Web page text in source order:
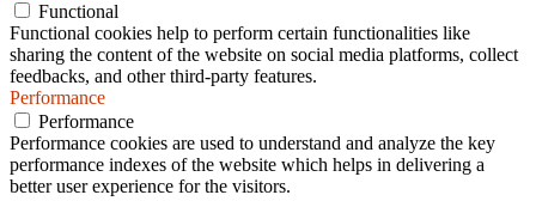
Functional
Functional cookies help to perform certain functionalities like
sharing the content of the website on social media platforms, collect
feedbacks, and other third-party features.
Performance
Performance
Performance cookies are used to understand and analyze the key
performance indexes of the website which helps in delivering a
better user experience for the visitors.